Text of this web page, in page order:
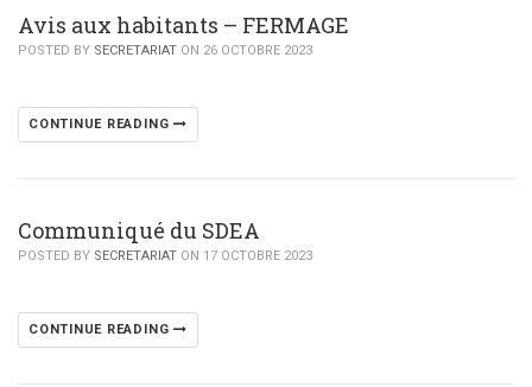
Avis aux habitants – FERMAGE
POSTED BY SECRETARIAT ON 26 OCTOBRE 2023
CONTINUE READING
Communiqué du SDEA
POSTED BY SECRETARIAT ON 17 OCTOBRE 2023
CONTINUE READING